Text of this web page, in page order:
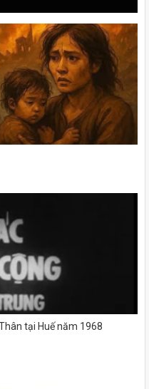
tại Huế năm 1968